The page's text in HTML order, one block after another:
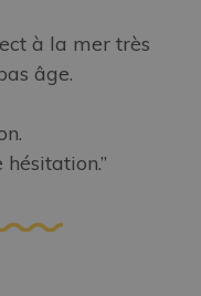
à la mer très
âge.